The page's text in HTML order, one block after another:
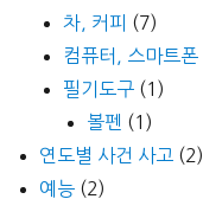
차, 커피 (7)
컴퓨터, 스마트폰
필기도구 (1)
볼펜 (1)
연도별 사건 사고 (2)
예능 (2)